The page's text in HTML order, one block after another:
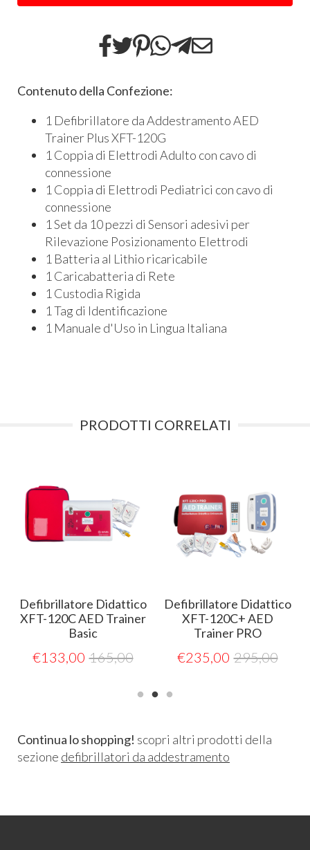
Contenuto della Confezione:
1 Defibrillatore da Addestramento AED
Trainer Plus XFT-120G
1 Coppia di Elettrodi Adulto con cavo di
connessione
1 Coppia di Elettrodi Pediatrici con cavo di
connessione
1 Set da 10 pezzi di Sensori adesivi per
Rilevazione Posizionamento Elettrodi
1 Batteria al Lithio ricaricabile
1 Caricabatteria di Rete
1 Custodia Rigida
1 Tag di Identificazione
1 Manuale d'Uso in Lingua Italiana
PRODOTTI CORRELATI
Defibrillatore Didattico
XFT-120C AED Trainer
Basic
€133,00 165,00
Defibrillatore Didattico
XFT-120C+ AED
Trainer PRO
€235,00 295,00
Continua lo shopping! scopri altri prodotti della
sezione defibrillatori da addestramento